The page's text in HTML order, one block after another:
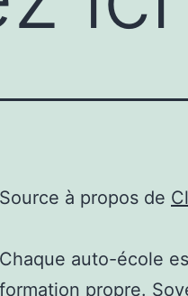
Source à propos de
Chaque auto-école
formation propre.